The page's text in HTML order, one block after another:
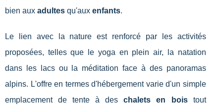
bien aux adultes qu'aux enfants.
Le lien avec la nature est renforcé par les activités
proposées, telles que le yoga en plein air, la natation
dans les lacs ou la méditation face à des panoramas
alpins. L'offre en termes d'hébergement varie d'un simple
emplacement de tente à deschalets en boistout